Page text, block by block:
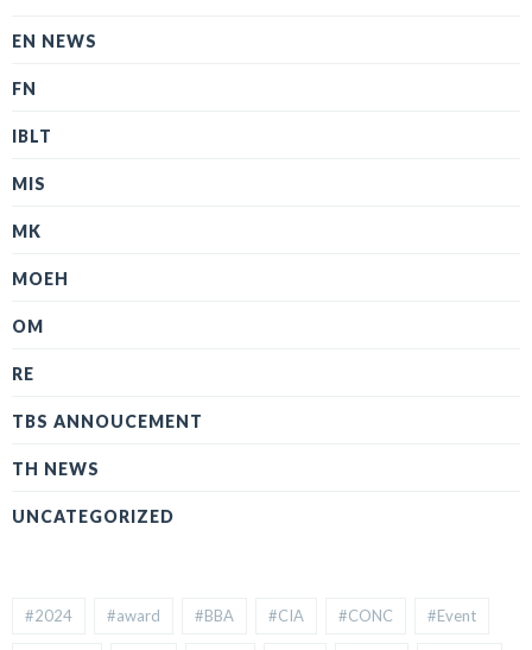
EN NEWS
FN
IBLT
MIS
MK
MOEH
OM
RE
TBS ANNOUCEMENT
TH NEWS
UNCATEGORIZED
#2024 #award #BBA #CIA #CONC #Event